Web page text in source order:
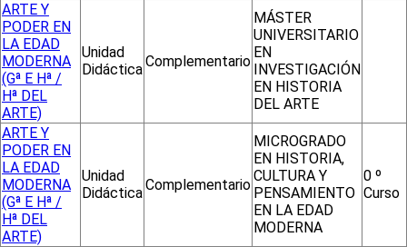
ARTE Y
PODER EN
LA EDAD
MODERNA
(Gª E Hª /
Hª DEL
ARTE)
Unidad
DidácticaComplementario
MÁSTER
UNIVERSITARIO
EN
INVESTIGACIÓN
EN HISTORIA
DEL ARTE
ARTE Y
PODER EN
LA EDAD
MODERNA
(Gª E Hª /
Hª DEL
ARTE)
Unidad
DidácticaComplementario
MICROGRADO
EN HISTORIA,
CULTURA Y
PENSAMIENTO
EN LA EDAD
MODERNA
0 º
Curso